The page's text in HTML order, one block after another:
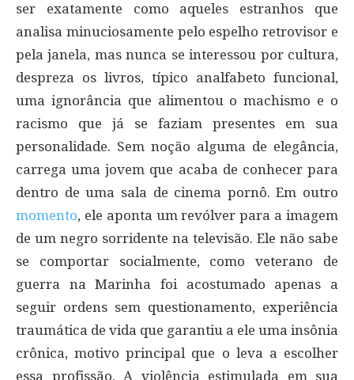
ser exatamente como aqueles estranhos que
analisa minuciosamente pelo espelho retrovisor e
pela janela, mas nunca se interessou por cultura,
despreza os livros, típico analfabeto funcional,
uma ignorância que alimentou o machismo e o
racismo que já se faziam presentes em sua
personalidade. Sem noção alguma de elegância,
carrega uma jovem que acaba de conhecer para
dentro de uma sala de cinema pornô. Em outro
momento, ele aponta um revólver para a imagem
de um negro sorridente na televisão. Ele não sabe
se comportar socialmente, como veterano de
guerra na Marinha foi acostumado apenas a
seguir ordens sem questionamento, experiência
traumática de vida que garantiu a ele uma insônia
crônica, motivo principal que o leva a escolher
essa profissão. A violência estimulada em sua